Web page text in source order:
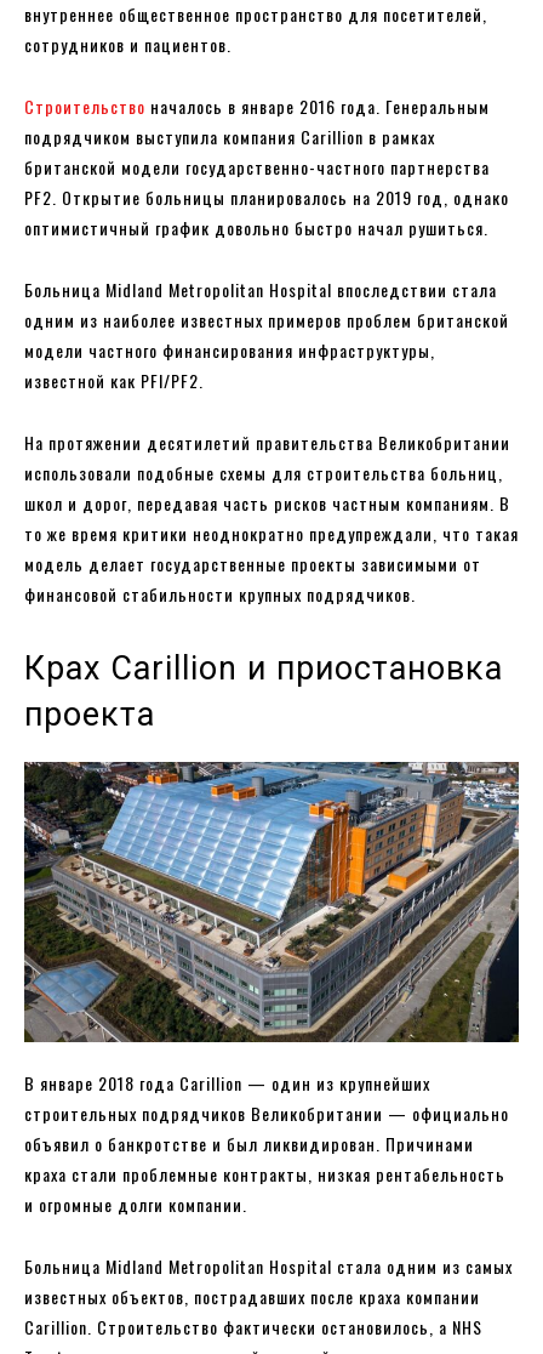
внутреннее общественное пространство для посетителей,
сотрудников и пациентов.
Строительство началось в январе 2016 года. Генеральным
подрядчиком выступила компания Carillion в рамках
британской модели государственно-частного партнерства
PF2. Открытие больницы планировалось на 2019 год, однако
оптимистичный график довольно быстро начал рушиться.
Больница Midland Metropolitan Hospital впоследствии стала
одним из наиболее известных примеров проблем британской
модели частного финансирования инфраструктуры,
известной как PFI/PF2.
На протяжении десятилетий правительства Великобритании
использовали подобные схемы для строительства больниц,
школ и дорог, передавая часть рисков частным компаниям. В
то же время критики неоднократно предупреждали, что такая
модель делает государственные проекты зависимыми от
финансовой стабильности крупных подрядчиков.
Крах Carillion и приостановка
проекта
В январе 2018 года Carillion — один из крупнейших
строительных подрядчиков Великобритании — официально
объявил о банкротстве и был ликвидирован. Причинами
краха стали проблемные контракты, низкая рентабельность
и огромные долги компании.
Больница Midland Metropolitan Hospital стала одним из самых
известных объектов, пострадавших после краха компании
Carillion. Строительство фактически остановилось, а NHS